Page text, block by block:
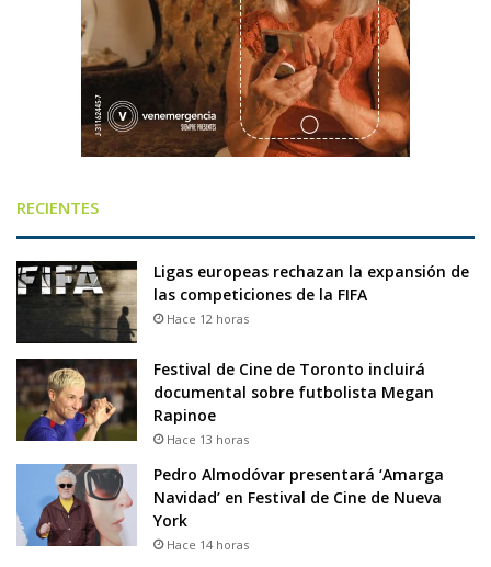
RECIENTES
Ligas europeas rechazan la expansión de
las competiciones de la FIFA
Hace 12 horas
Festival de Cine de Toronto incluirá
documental sobre futbolista Megan
Rapinoe
Hace 13 horas
Pedro Almodóvar presentará ‘Amarga
Navidad’ en Festival de Cine de Nueva
York
Hace 14 horas